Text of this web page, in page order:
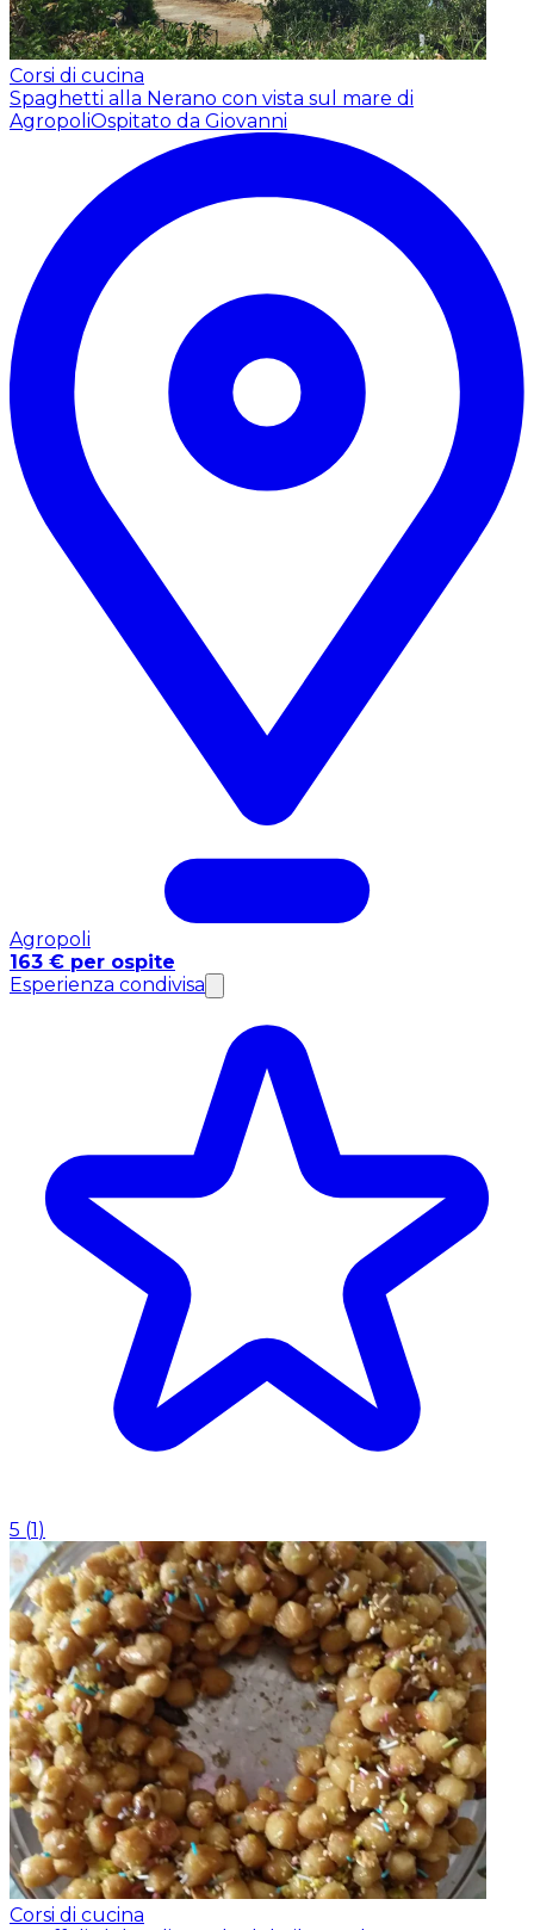
Corsi di cucina
Spaghetti alla Nerano con vista sul mare di
AgropoliOspitato da Giovanni
Agropoli
163 € per ospite
Esperienza condivisa
5 (1 )
Corsi di cucina